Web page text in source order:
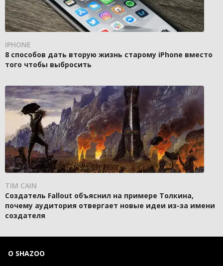
IPHONE
8 способов дать вторую жизнь старому iPhone вместо
того чтобы выбросить
TIM CAIN
Создатель Fallout объяснил на примере Толкина,
почему аудитория отвергает новые идеи из-за имени
создателя
О SHAZOO